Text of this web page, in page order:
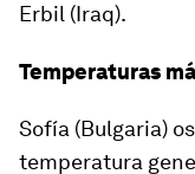
Erbil (Iraq).
Temperaturas
Sofía (Bulgaria)
temperatura